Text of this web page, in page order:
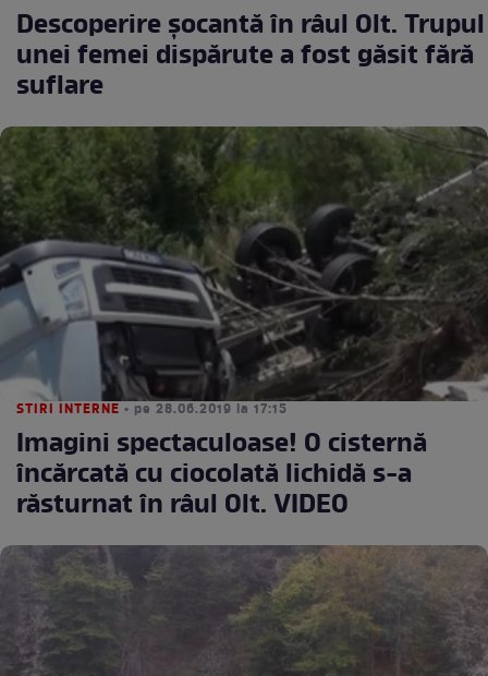
Descoperire șocantă în râul Olt. Trupul
unei femei dispărute a fost găsit fără
suflare
STIRI INTERNE • pe 28.06.2019 la 17:15
Imagini spectaculoase! O cisternă
încărcată cu ciocolată lichidă s-a
răsturnat în râul Olt. VIDEO